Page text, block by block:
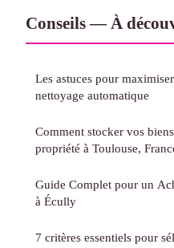
Conseils — À
Les astuces pour
nettoyage automatique
Comment stocker vos
propriété à Toulouse,
Guide Complet pour un
à Écully
7 critères essentiels pour